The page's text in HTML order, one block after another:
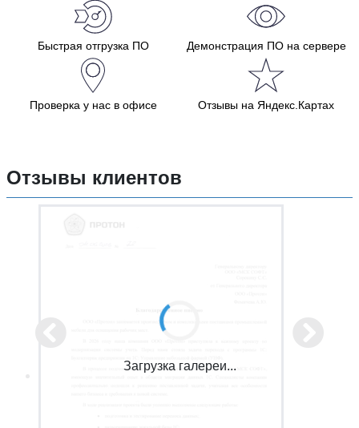
Быстрая отгрузка ПО Демонстрация ПО на сервере
Проверка у нас в офисе Отзывы на Яндекс.Картах
Отзывы клиентов
Загрузка галереи...